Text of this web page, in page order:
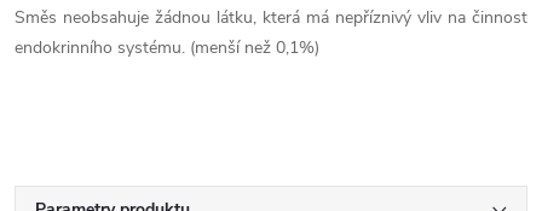
Směs neobsahuje žádnou látku, která má nepříznivý vliv na činnost
endokrinního systému. (menší než 0,1%)